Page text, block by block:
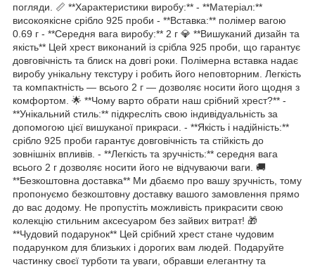
погляди. 📏 **Характеристики виробу:** - **Матеріал:**
високоякісне срібло 925 проби - **Вставка:** полімер вагою
0.69 г - **Середня вага виробу:** 2 г 💎 **Вишуканий дизайн та
якість** Цей хрест виконаний із срібла 925 проби, що гарантує
довговічність та блиск на довгі роки. Полімерна вставка надає
виробу унікальну текстуру і робить його неповторним. Легкість
та компактність — всього 2 г — дозволяє носити його щодня з
комфортом. 🌟 **Чому варто обрати наш срібний хрест?** -
**Унікальний стиль:** підкресліть свою індивідуальність за
допомогою цієї вишуканої прикраси. - **Якість і надійність:**
срібло 925 проби гарантує довговічність та стійкість до
зовнішніх впливів. - **Легкість та зручність:** середня вага
всього 2 г дозволяє носити його не відчуваючи ваги. 🚚
**Безкоштовна доставка** Ми дбаємо про вашу зручність, тому
пропонуємо безкоштовну доставку вашого замовлення прямо
до вас додому. Не пропустіть можливість прикрасити свою
колекцію стильним аксесуаром без зайвих витрат! 🎁
**Чудовий подарунок** Цей срібний хрест стане чудовим
подарунком для близьких і дорогих вам людей. Подаруйте
частинку своєї турботи та уваги, обравши елегантну та